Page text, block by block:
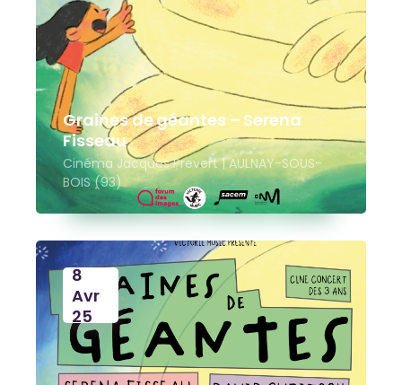
Graines de géantes – Serena
Fisseau
Cinéma Jacques Prevert | AULNAY-SOUS-
BOIS (93)
8
Avr
25